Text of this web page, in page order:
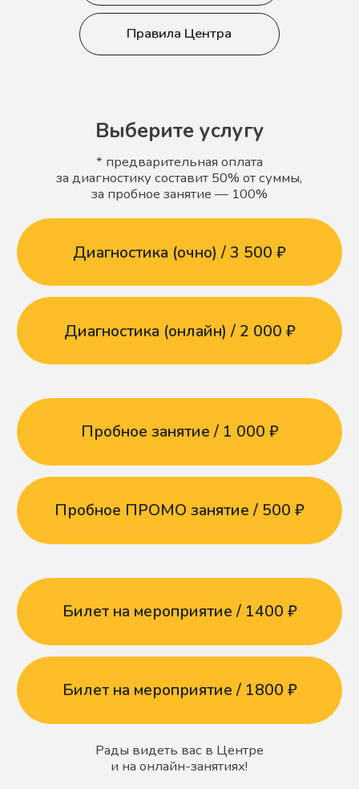
Рады видеть вас в Центре
и на онлайн-занятиях!
Билет на мероприятие / 1400 ₽
Детский центр развития
Цены
Статьи и видео
Детское Slovo © 2024
ИП Албадал Алла Вячеславовна
ИНН 471614411708
06.04.2023